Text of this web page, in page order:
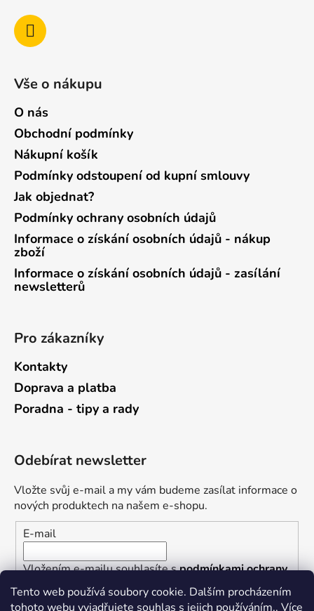
Tento web používá soubory cookie. Dalším procházením
tohoto webu vyjadřujete souhlas s jejich používáním.. Více
Vše o nákupu
O nás
Obchodní podmínky
Nákupní košík
Podmínky odstoupení od kupní smlouvy
Jak objednat?
Podmínky ochrany osobních údajů
Informace o získání osobních údajů - nákup
zboží
Informace o získání osobních údajů - zasílání
newsletterů
Pro zákazníky
Kontakty
Doprava a platba
Poradna - tipy a rady
Odebírat newsletter
Vložte svůj e-mail a my vám budeme zasílat informace o
nových produktech na našem e-shopu.
E-mail
Vložením e-mailu souhlasíte spodmínkami ochrany
osobních údajů